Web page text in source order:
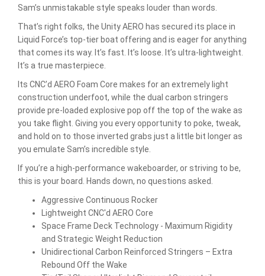
Sam’s unmistakable style speaks louder than words.
That’s right folks, the Unity AERO has secured its place in
Liquid Force’s top-tier boat offering and is eager for anything
that comes its way. It’s fast. It’s loose. It’s ultra-lightweight.
It’s a true masterpiece.
Its CNC’d AERO Foam Core makes for an extremely light
construction underfoot, while the dual carbon stringers
provide pre-loaded explosive pop off the top of the wake as
you take flight. Giving you every opportunity to poke, tweak,
and hold on to those inverted grabs just a little bit longer as
you emulate Sam’s incredible style.
If you’re a high-performance wakeboarder, or striving to be,
this is your board. Hands down, no questions asked.
Aggressive Continuous Rocker
Lightweight CNC'd AERO Core
Space Frame Deck Technology - Maximum Rigidity
and Strategic Weight Reduction
Unidirectional Carbon Reinforced Stringers – Extra
Rebound Off the Wake